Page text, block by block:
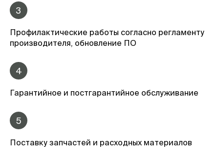
3
Профилактические работы согласно регламенту
производителя, обновление ПО
4
Гарантийное и постгарантийное обслуживание
5
Поставку запчастей и расходных материалов